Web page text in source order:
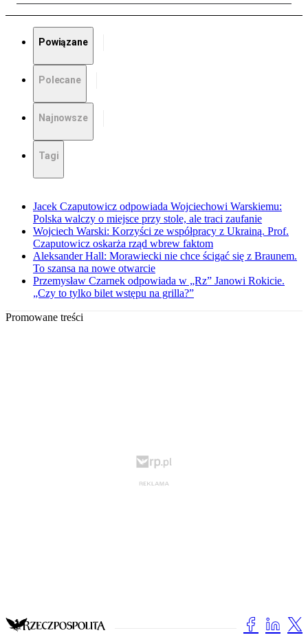
Powiązane
Polecane
Najnowsze
Tagi
Jacek Czaputowicz odpowiada Wojciechowi Warskiemu:
Polska walczy o miejsce przy stole, ale traci zaufanie
Wojciech Warski: Korzyści ze współpracy z Ukrainą. Prof.
Czaputowicz oskarża rząd wbrew faktom
Aleksander Hall: Morawiecki nie chce ścigać się z Braunem.
To szansa na nowe otwarcie
Przemysław Czarnek odpowiada w „Rz” Janowi Rokicie.
„Czy to tylko bilet wstępu na grilla?”
Promowane treści